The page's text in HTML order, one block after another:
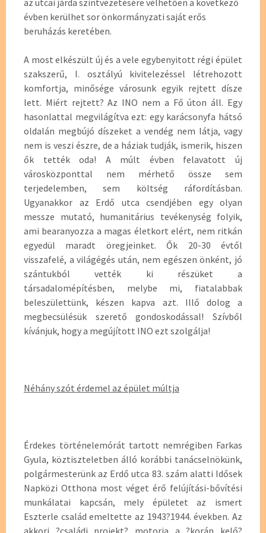
az utcai járda szintvezetésére vélhetően a következő
évben kerülhet sor önkormányzati saját erős
beruházás keretében.
A most elkészült új és a vele egybenyitott régi épület
szakszerű, I. osztályú kivitelezéssel létrehozott
komfortja, minősége városunk egyik rejtett dísze
lett. Miért rejtett? Az INO nem a Fő úton áll. Egy
hasonlattal megvilágítva ezt: egy karácsonyfa hátsó
oldalán megbújó díszeket a vendég nem látja, vagy
nem is veszi észre, de a háziak tudják, ismerik, hiszen
ők tették oda! A múlt évben felavatott új
városközponttal nem mérhető össze sem
terjedelemben, sem költség ráfordításban.
Ugyanakkor az Erdő utca csendjében egy olyan
messze mutató, humanitárius tevékenység folyik,
ami bearanyozza a magas életkort elért, nem ritkán
egyedül maradt öregjeinket. Ők 20-30 évtől
visszafelé, a világégés után, nem egészen önként, jó
szántukból vették ki részüket a
társadalomépítésben, melybe mi, fiatalabbak
beleszülettünk, készen kapva azt. Illő dolog a
megbecsülésük szerető gondoskodással! Szívből
kívánjuk, hogy a megújított INO ezt szolgálja!
Néhány szót érdemel az épület múltja
Érdekes történelemórát tartott nemrégiben Farkas
Gyula, köztiszteletben álló korábbi tanácselnökünk,
polgármesterünk az Erdő utca 83. szám alatti Idősek
Napközi Otthona most véget érő felújítási-bővítési
munkálatai kapcsán, mely épületet az ismert
Eszterle család emeltette az 1943?1944. években. Az